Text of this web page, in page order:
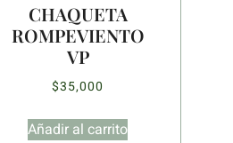
CHAQUETA
ROMPEVIENTO
VP
$35,000
Añadir al carrito